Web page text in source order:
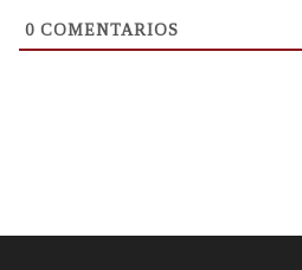
0 COMENTARIOS